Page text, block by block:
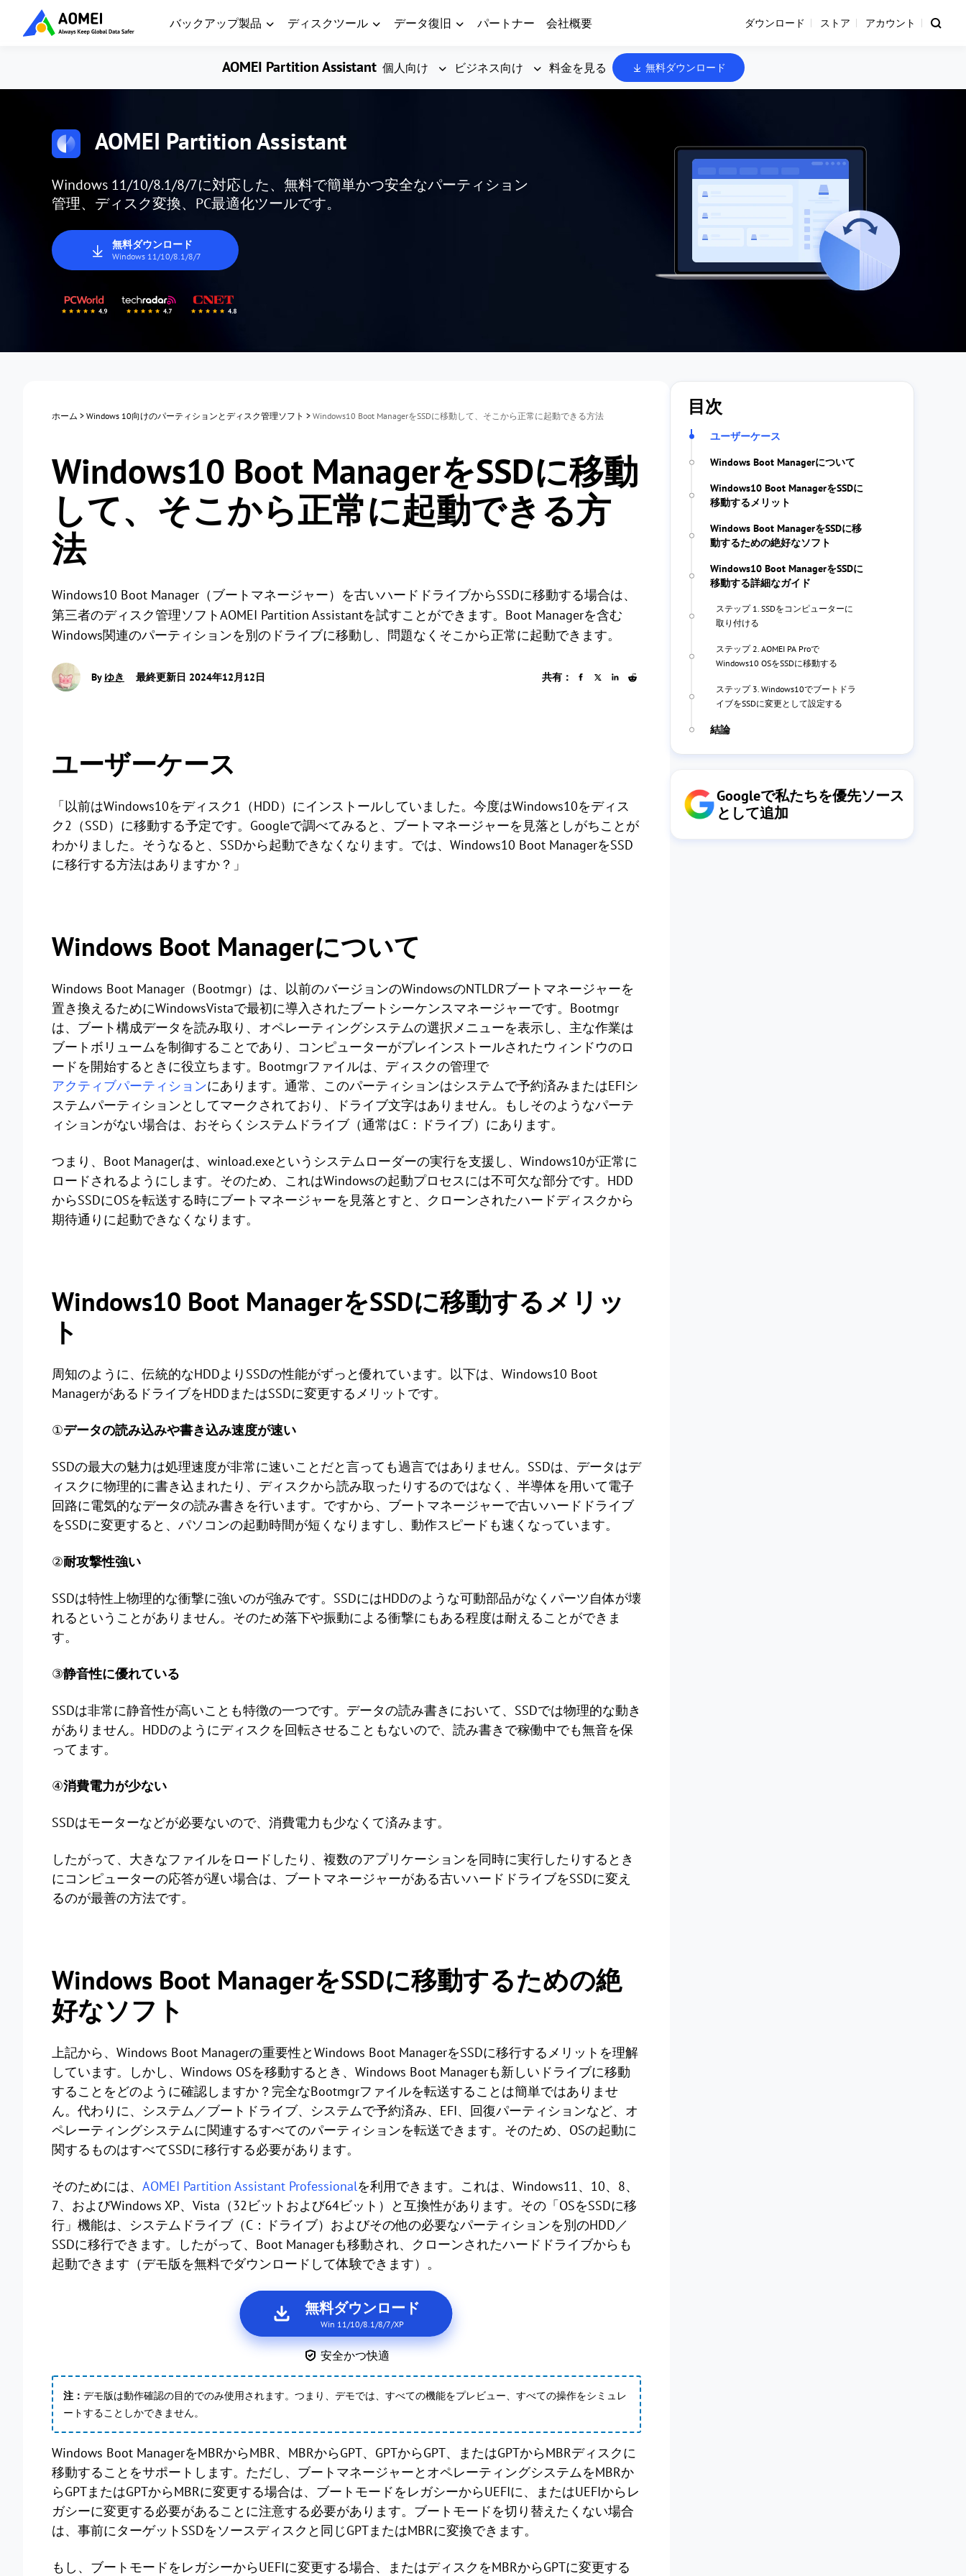
バックアップ製品 ディスクツール データ復旧 パートナー 会社概要 ダウンロード ストア アカウント
AOMEI Partition Assistant 個人向け ビジネス向け 料金を見る 無料ダウンロード
AOMEI Partition Assistant
Windows 11/10/8.1/8/7に対応した、無料で簡単かつ安全なパーティション
管理、ディスク変換、PC最適化ツールです。
無料ダウンロード
Windows 11/10/8.1/8/7
ホーム > Windows 10向けのパーティションとディスク管理ソフト > Windows10 Boot ManagerをSSDに移動して、そこから正常に起動できる方法
Windows10 Boot ManagerをSSDに移動
して、そこから正常に起動できる方
法
Windows10 Boot Manager（ブートマネージャー）を古いハードドライブからSSDに移動する場合は、
第三者のディスク管理ソフトAOMEI Partition Assistantを試すことができます。Boot Managerを含む
Windows関連のパーティションを別のドライブに移動し、問題なくそこから正常に起動できます。
By ゆき 最終更新日 2024年12月12日 共有：
ユーザーケース
「以前はWindows10をディスク1（HDD）にインストールしていました。今度はWindows10をディス
ク2（SSD）に移動する予定です。Googleで調べてみると、ブートマネージャーを見落としがちことが
わかりました。そうなると、SSDから起動できなくなります。では、Windows10 Boot ManagerをSSD
に移行する方法はありますか？」
Windows Boot Managerについて
Windows Boot Manager（Bootmgr）は、以前のバージョンのWindowsのNTLDRブートマネージャーを
置き換えるためにWindowsVistaで最初に導入されたブートシーケンスマネージャーです。Bootmgr
は、ブート構成データを読み取り、オペレーティングシステムの選択メニューを表示し、主な作業は
ブートボリュームを制御することであり、コンピューターがプレインストールされたウィンドウのロ
ードを開始するときに役立ちます。Bootmgrファイルは、ディスクの管理で
アクティブパーティションにあります。通常、このパーティションはシステムで予約済みまたはEFIシ
ステムパーティションとしてマークされており、ドライブ文字はありません。もしそのようなパーテ
ィションがない場合は、おそらくシステムドライブ（通常はC：ドライブ）にあります。
つまり、Boot Managerは、winload.exeというシステムローダーの実行を支援し、Windows10が正常に
ロードされるようにします。そのため、これはWindowsの起動プロセスには不可欠な部分です。HDD
からSSDにOSを転送する時にブートマネージャーを見落とすと、クローンされたハードディスクから
期待通りに起動できなくなります。
Windows10 Boot ManagerをSSDに移動するメリッ
ト
周知のように、伝統的なHDDよりSSDの性能がずっと優れています。以下は、Windows10 Boot
ManagerがあるドライブをHDDまたはSSDに変更するメリットです。
①データの読み込みや書き込み速度が速い
SSDの最大の魅力は処理速度が非常に速いことだと言っても過言ではありません。SSDは、データはデ
ィスクに物理的に書き込まれたり、ディスクから読み取ったりするのではなく、半導体を用いて電子
回路に電気的なデータの読み書きを行います。ですから、ブートマネージャーで古いハードドライブ
をSSDに変更すると、パソコンの起動時間が短くなりますし、動作スピードも速くなっています。
②耐攻撃性強い
SSDは特性上物理的な衝撃に強いのが強みです。SSDにはHDDのような可動部品がなくパーツ自体が壊
れるということがありません。そのため落下や振動による衝撃にもある程度は耐えることができま
す。
③静音性に優れている
SSDは非常に静音性が高いことも特徴の一つです。データの読み書きにおいて、SSDでは物理的な動き
がありません。HDDのようにディスクを回転させることもないので、読み書きで稼働中でも無音を保
ってます。
④消費電力が少ない
SSDはモーターなどが必要ないので、消費電力も少なくて済みます。
したがって、大きなファイルをロードしたり、複数のアプリケーションを同時に実行したりするとき
にコンピューターの応答が遅い場合は、ブートマネージャーがある古いハードドライブをSSDに変え
るのが最善の方法です。
Windows Boot ManagerをSSDに移動するための絶
好なソフト
上記から、Windows Boot Managerの重要性とWindows Boot ManagerをSSDに移行するメリットを理解
しています。しかし、Windows OSを移動するとき、Windows Boot Managerも新しいドライブに移動
することをどのように確認しますか？完全なBootmgrファイルを転送することは簡単ではありませ
ん。代わりに、システム／ブートドライブ、システムで予約済み、EFI、回復パーティションなど、オ
ペレーティングシステムに関連するすべてのパーティションを転送できます。そのため、OSの起動に
関するものはすべてSSDに移行する必要があります。
そのためには、 AOMEI Partition Assistant Professionalを利用できます。これは、Windows11、10、8、
7、およびWindows XP、Vista（32ビットおよび64ビット）と互換性があります。その「OSをSSDに移
行」機能は、システムドライブ（C：ドライブ）およびその他の必要なパーティションを別のHDD／
SSDに移行できます。したがって、Boot Managerも移動され、クローンされたハードドライブからも
起動できます（デモ版を無料でダウンロードして体験できます）。
無料ダウンロード
Win 11/10/8.1/8/7/XP
安全かつ快適
注： デモ版は動作確認の目的でのみ使用されます。つまり、デモでは、すべての機能をプレビュー、すべての操作をシミュレ
ートすることしかできません。
Windows Boot ManagerをMBRからMBR、MBRからGPT、GPTからGPT、またはGPTからMBRディスクに
移動することをサポートします。ただし、ブートマネージャーとオペレーティングシステムをMBRか
らGPTまたはGPTからMBRに変更する場合は、ブートモードをレガシーからUEFIに、またはUEFIからレ
ガシーに変更する必要があることに注意する必要があります。ブートモードを切り替えたくない場合
は、事前にターゲットSSDをソースディスクと同じGPTまたはMBRに変換できます。
もし、ブートモードをレガシーからUEFIに変更する場合、またはディスクをMBRからGPTに変更する
目次
ユーザーケース
Windows Boot Managerについて
Windows10 Boot ManagerをSSDに
移動するメリット
Windows Boot ManagerをSSDに移
動するための絶好なソフト
Windows10 Boot ManagerをSSDに
移動する詳細なガイド
ステップ 1. SSDをコンピューターに
取り付ける
ステップ 2. AOMEI PA Proで
Windows10 OSをSSDに移動する
ステップ 3. Windows10でブートドラ
イブをSSDに変更として設定する
結論
Googleで私たちを優先ソース
として追加